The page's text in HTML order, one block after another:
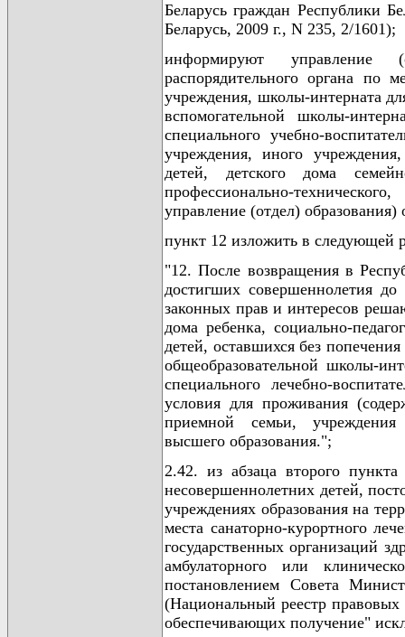
Беларусь граждан Республики
Беларусь, 2009 г., N 235, 2/1601);
информируют управление
распорядительного органа по
учреждения, школы-интерната
вспомогательной школы-
специального учебно-
учреждения, иного
детей, детского дома
профессионально-
управление (отдел)
пункт 12 изложить в следующей
"12. После возвращения в
достигших совершеннолетия
законных прав и интересов
дома ребенка, социально-
детей, оставшихся без
общеобразовательной школы-
специального лечебно-
условия для проживания
приемной семьи, учреждения
высшего образования.";
2.42. из абзаца второго
несовершеннолетних детей,
учреждениях образования на
места санаторно-курортного
государственных организаций
амбулаторного или
постановлением Совета
(Национальный реестр
обеспечивающих получение"